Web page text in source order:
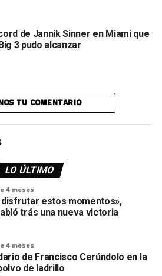
de Jannik Sinner en Miami que
3 pudo alcanzar
TU COMENTARIO
LO ÚLTIMO
4 meses
disfrutar estos momentos»,
trás una nueva victoria
4 meses
de Francisco Cerúndolo en la
de ladrillo